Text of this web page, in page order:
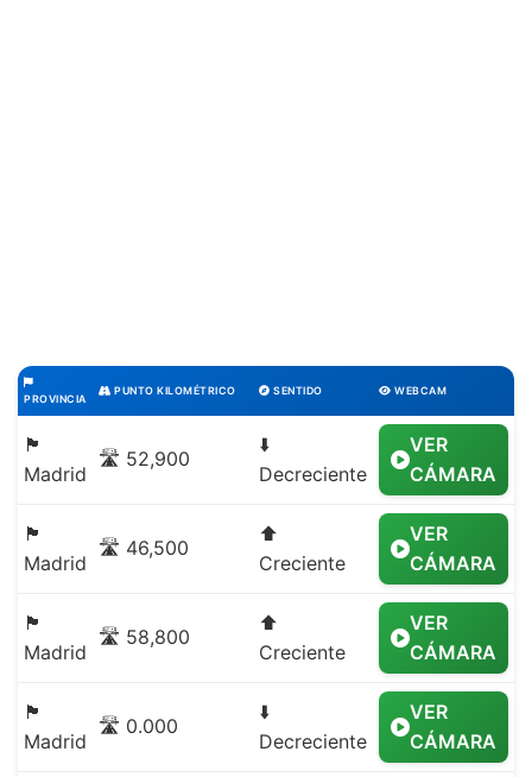
PROVINCIA
PUNTO KILOMÉTRICO SENTIDO WEBCAM
🏴
Madrid
🛣️ 52,900
⬇️
Decreciente
VER
CÁMARA
🏴
Madrid
🛣️ 46,500
⬆️
Creciente
VER
CÁMARA
🏴
Madrid
🛣️ 58,800
⬆️
Creciente
VER
CÁMARA
🏴
Madrid
🛣️ 0.000
⬇️
Decreciente
VER
CÁMARA